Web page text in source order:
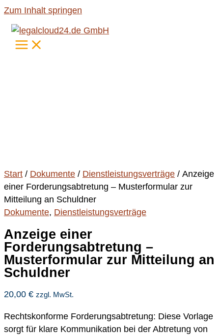
Zum Inhalt springen
Start / Dokumente / Dienstleistungsverträge / Anzeige
einer Forderungsabtretung – Musterformular zur
Mitteilung an Schuldner
Dokumente, Dienstleistungsverträge
Anzeige einer
Forderungsabtretung –
Musterformular zur Mitteilung an
Schuldner
20,00 € zzgl. MwSt.
Rechtskonforme Forderungsabtretung: Diese Vorlage
sorgt für klare Kommunikation bei der Abtretung von